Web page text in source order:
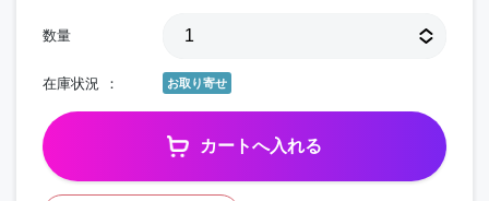
数量
在庫状況 お取り寄せ
カートへ入れる